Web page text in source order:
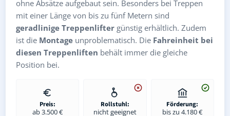
ohne Absätze aufgebaut sein. Besonders bei Treppen
mit einer Länge von bis zu fünf Metern sind
geradlinige Treppenlifter günstig erhältlich. Zudem
ist die Montage unproblematisch. Die Fahreinheit bei
diesen Treppenliften behält immer die gleiche
Position bei.
Preis:
ab 3.500 €
Rollstuhl:
nicht geeignet
Förderung:
bis zu 4.180 €